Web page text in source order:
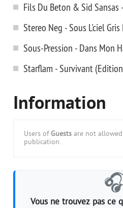
Fils Du Beton & Sid Sansas
Stereo Neg - Sous L'ciel
Sous-Pression - Dans Mon
Starflam - Survivant
Information
Users of Guests are not
publication.
Vous ne trouvez pas ce